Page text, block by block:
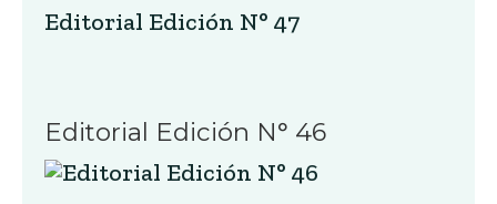
Editorial Edición N° 47
Editorial Edición N° 46